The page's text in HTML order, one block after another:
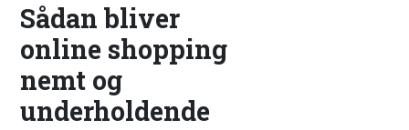
Sådan bliver
online shopping
nemt og
underholdende